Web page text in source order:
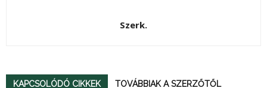
Szerk.
KAPCSOLÓDÓ CIKKEK TOVÁBBIAK A SZERZŐTŐL